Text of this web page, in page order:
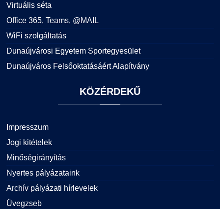
Virtuális séta
Office 365, Teams, @MAIL
WiFi szolgáltatás
Dunaújvárosi Egyetem Sportegyesület
Dunaújváros Felsőoktatásáért Alapítvány
KÖZÉRDEKŰ
Impresszum
Jogi kitételek
Minőségirányítás
Nyertes pályázataink
Archív pályázati hírlevelek
Üvegzseb